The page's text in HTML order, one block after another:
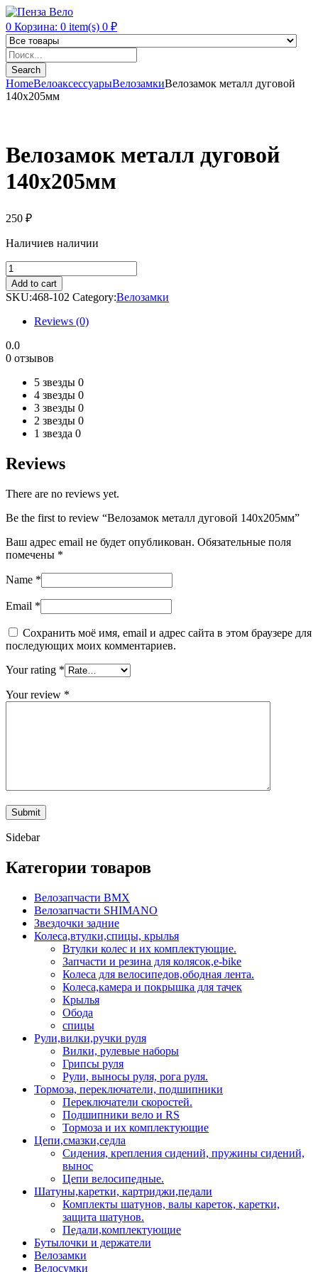
0 Корзина: 0 item(s) 0 ₽
Products
search
Search
HomeВелоаксессуарыВелозамкиВелозамок металл дуговой
140х205мм
Велозамок металл дуговой
140х205мм
250 ₽
Наличиев наличии
Велозамок
металл
дуговой
140х205мм
quantity
Add to cart
SKU:468-102 Category:Велозамки
Reviews (0)
0.0
0 отзывов
5 звезды 0
4 звезды 0
3 звезды 0
2 звезды 0
1 звезда 0
Reviews
There are no reviews yet.
Be the first to review “Велозамок металл дуговой 140х205мм”
Ваш адрес email не будет опубликован. Обязательные поля
помечены *
Name *
Email *
Сохранить моё имя, email и адрес сайта в этом браузере для
последующих моих комментариев.
Your rating *
Your review *
Sidebar
Категории товаров
Велозапчасти BMX
Велозапчасти SHIMANO
Звездочки задние
Колеса,втулки,спицы, крылья
Втулки колес и их комплектующие.
Запчасти и резина для колясок,e-bike
Колеса для велосипедов,ободная лента.
Колеса,камера и покрышка для тачек
Крылья
Обода
спицы
Рули,вилки,ручки руля
Вилки, рулевые наборы
Грипсы руля
Рули, выносы руля, рога руля.
Тормоза, переключатели, подшипники
Переключатели скоростей.
Подшипники вело и RS
Тормоза и их комплектующие
Цепи,смазки,седла
Сидения, крепления сидений, пружины сидений,
вынос
Цепи велосипедные.
Шатуны,каретки, картриджи,педали
Комплекты шатунов, валы кареток, каретки,
защита шатунов.
Педали,комплектующие
Бутылочки и держатели
Велозамки
Велосумки